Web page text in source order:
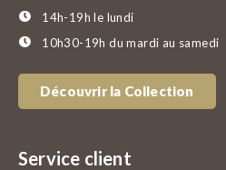
14h-19h le lundi
10h30-19h du mardi au samedi
Découvrir la Collection
Service client